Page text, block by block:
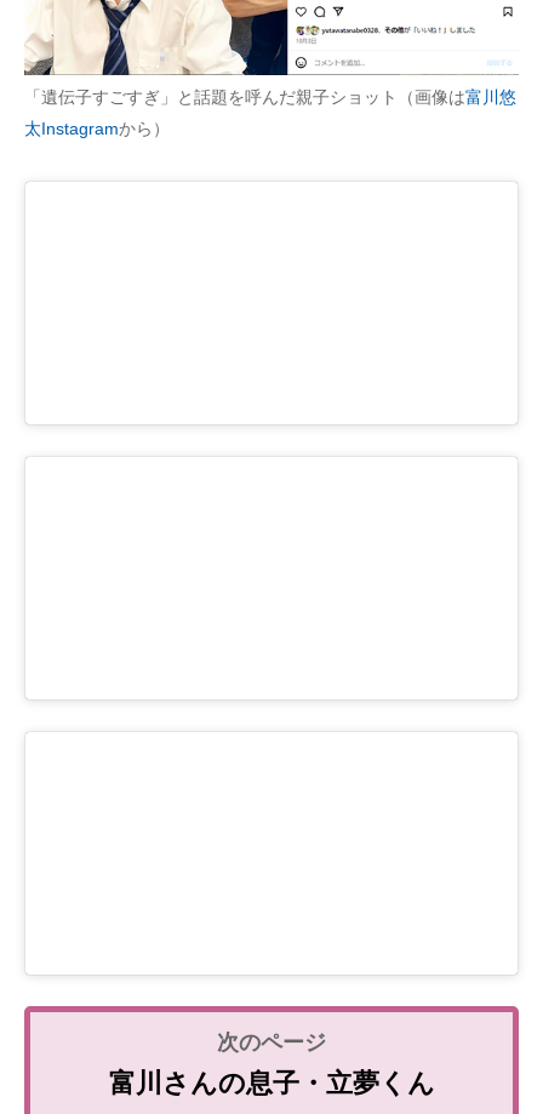
「遺伝子すごすぎ」と話題を呼んだ親子ショット（画像は富川悠
太Instagramから）
富川さんの息子・立夢くん